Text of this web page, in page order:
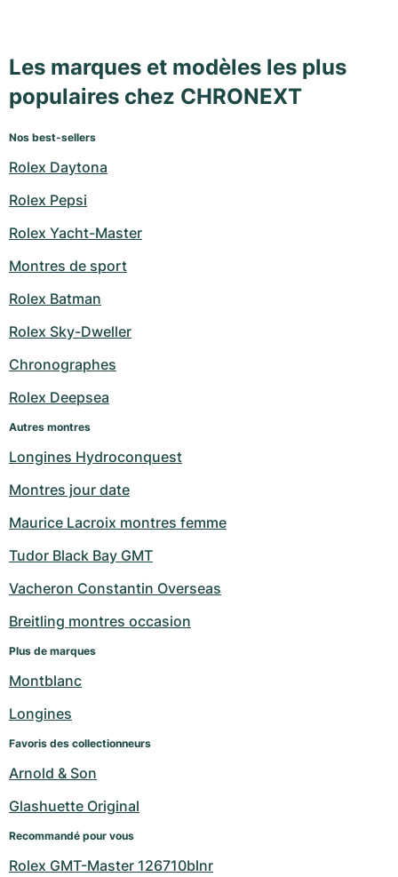
Les marques et modèles les plus
populaires chez CHRONEXT
Nos best-sellers
Rolex Daytona
Rolex Pepsi
Rolex Yacht-Master
Montres de sport
Rolex Batman
Rolex Sky-Dweller
Chronographes
Rolex Deepsea
Autres montres
Longines Hydroconquest
Montres jour date
Maurice Lacroix montres femme
Tudor Black Bay GMT
Vacheron Constantin Overseas
Breitling montres occasion
Plus de marques
Montblanc
Longines
Favoris des collectionneurs
Arnold & Son
Glashuette Original
Recommandé pour vous
Rolex GMT-Master 126710blnr